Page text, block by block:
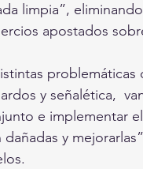
limpia”,
apostados
problemáticas
y señalética,
e implementar
y